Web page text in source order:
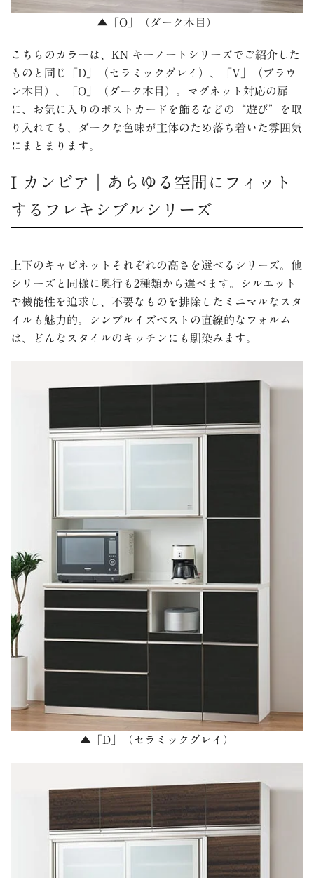
▲「O」（ダーク木目）
こちらのカラーは、KN キーノートシリーズでご紹介した
ものと同じ「D」（セラミックグレイ）、「V」（ブラウ
ン木目）、「O」（ダーク木目）。マグネット対応の扉
に、お気に入りのポストカードを飾るなどの“遊び”を取
り入れても、ダークな色味が主体のため落ち着いた雰囲気
にまとまります。
I カンビア｜あらゆる空間にフィット
するフレキシブルシリーズ
上下のキャビネットそれぞれの高さを選べるシリーズ。他
シリーズと同様に奥行も2種類から選べます。シルエット
や機能性を追求し、不要なものを排除したミニマルなスタ
イルも魅力的。シンプルイズベストの直線的なフォルム
は、どんなスタイルのキッチンにも馴染みます。
▲「D」（セラミックグレイ）